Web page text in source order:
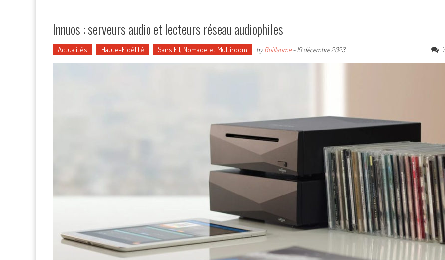
Innuos : serveurs audio et lecteurs réseau audiophiles
Actualités Haute-Fidélité Sans Fil, Nomade et Multiroom byGuillaume- 19 décembre 2023